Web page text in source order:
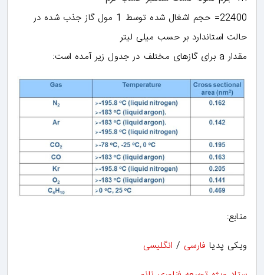
22400= حجم اشغال شده توسط 1 مول گاز جذب شده در
حالت استاندارد بر حسب میلی لیتر
مقدار a برای گازهای مختلف در جدول زیر آمده است:
منابع:
ویکی پدیا فارسی / انگلیسی